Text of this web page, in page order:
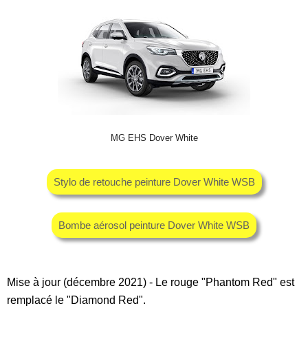
MG EHS Dover White
Stylo de retouche peinture Dover White WSB
Bombe aérosol peinture Dover White WSB
Mise à jour (décembre 2021) - Le rouge "Phantom Red" est
remplacé le "Diamond Red".